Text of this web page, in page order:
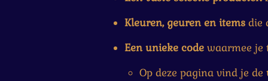
Kleuren, geuren en itemsdie
Een unieke codewaarmee je
Op deze pagina vind je de